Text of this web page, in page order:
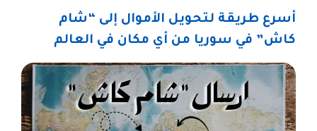
أسرع طريقة لتحويل الأموال إلى “شام
كاش” في سوريا من أي مكان في العالم